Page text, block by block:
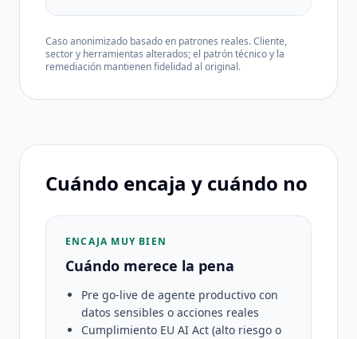
Caso anonimizado basado en patrones reales. Cliente,
sector y herramientas alterados; el patrón técnico y la
remediación mantienen fidelidad al original.
Cuándo encaja y cuándo no
ENCAJA MUY BIEN
Cuándo merece la pena
Pre go-live de agente productivo con
datos sensibles o acciones reales
Cumplimiento EU AI Act (alto riesgo o